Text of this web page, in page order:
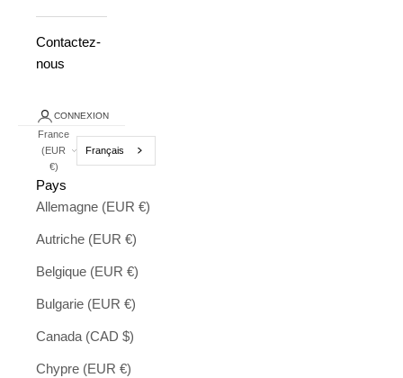
Contactez-
nous
CONNEXION
France
(EUR
€)
Français
Pays
Allemagne (EUR €)
Autriche (EUR €)
Belgique (EUR €)
Bulgarie (EUR €)
Canada (CAD $)
Chypre (EUR €)